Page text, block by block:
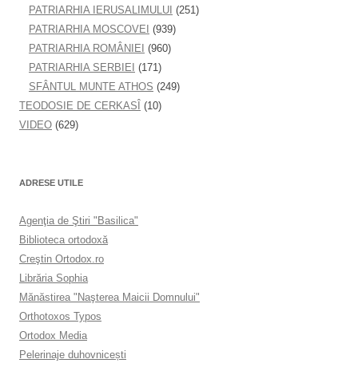
PATRIARHIA IERUSALIMULUI (251)
PATRIARHIA MOSCOVEI (939)
PATRIARHIA ROMÂNIEI (960)
PATRIARHIA SERBIEI (171)
SFÂNTUL MUNTE ATHOS (249)
TEODOSIE DE CERKASÎ (10)
VIDEO (629)
ADRESE UTILE
Agenţia de Ştiri "Basilica"
Biblioteca ortodoxă
Creştin Ortodox.ro
Librăria Sophia
Mănăstirea "Naşterea Maicii Domnului"
Orthotoxos Typos
Ortodox Media
Pelerinaje duhovnicești